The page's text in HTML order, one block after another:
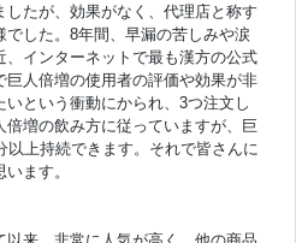
たが、効果がなく、代理店と称す
した。8年間、早漏の苦しみや涙
インターネットで最も漢方の公式
人倍増の使用者の評価や効果が非
という衝動にかられ、3つ注文し
倍増の飲み方に従っていますが、巨
以上持続できます。それで皆さんに
ます。